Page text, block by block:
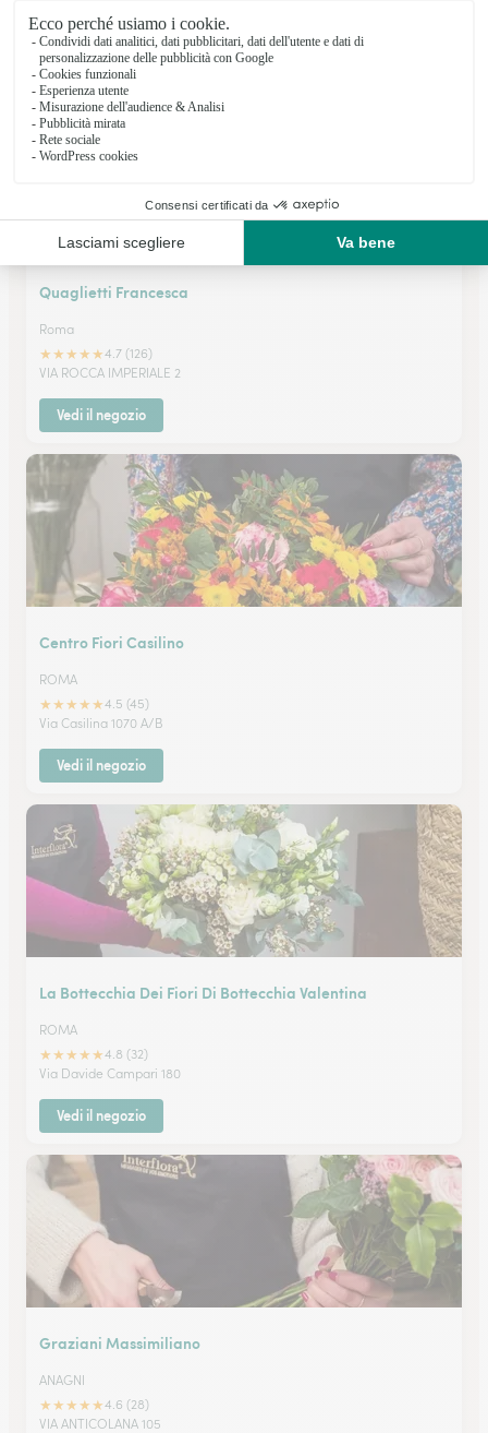
Via Lata 329
Vedi il negozio
Quaglietti Francesca
Roma
★★★★★4.7 (126)
VIA ROCCA IMPERIALE 2
Vedi il negozio
Centro Fiori Casilino
ROMA
★★★★★4.5 (45)
Via Casilina 1070 A/B
Vedi il negozio
La Bottecchia Dei Fiori Di Bottecchia Valentina
ROMA
★★★★★4.8 (32)
Via Davide Campari 180
Vedi il negozio
Graziani Massimiliano
ANAGNI
★★★★★4.6 (28)
VIA ANTICOLANA 105